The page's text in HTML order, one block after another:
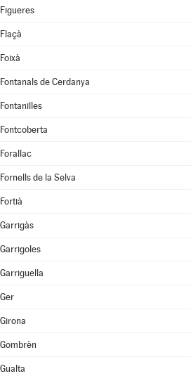
Figueres
Flaçà
Foixà
Fontanals de Cerdanya
Fontanilles
Fontcoberta
Forallac
Fornells de la Selva
Fortià
Garrigàs
Garrigoles
Garriguella
Ger
Girona
Gombrèn
Gualta